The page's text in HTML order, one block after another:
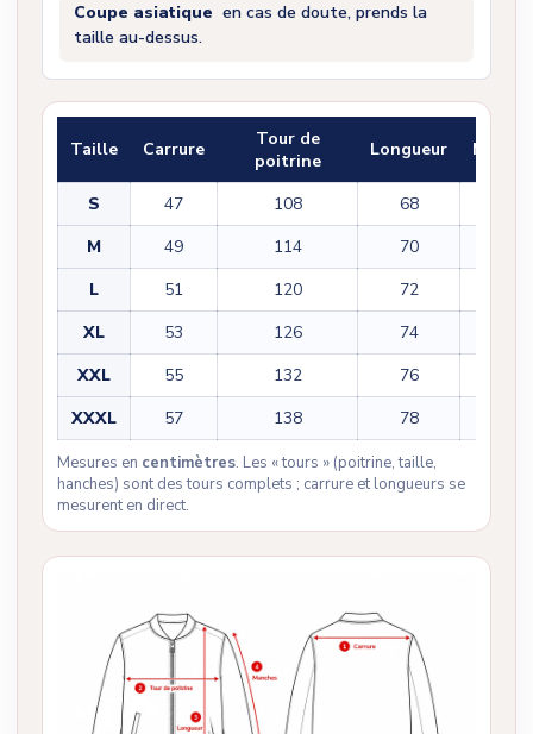
Coupe asiatique en cas de doute, prends la
taille au-dessus.
Taille Carrure
Tour de
poitrine
Longueur
S 47 108 68
M
49 114 70
L
51 120 72
XL
53 126 74
XXL
55 132 76
XXXL
57 138 78
Mesures en centimètres. Les « tours » (poitrine, taille,
hanches) sont des tours complets ; carrure et longueurs se
mesurent en direct.